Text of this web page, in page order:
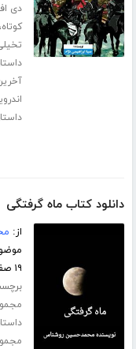
دی
کوتاه
دانلود کتاب ماه گرفتگی
از:
۱۹ صفحه